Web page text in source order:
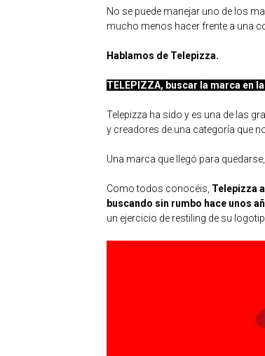
No se puede manejar uno de los
mucho menos hacer frente a una
Hablamos de Telepizza.
TELEPIZZA, buscar la marca en
Telepizza ha sido y es una de las
y creadores de una categoría que
Una marca que llegó para
Como todos conocéis, Telepizza
buscando sin rumbo hace unos
un ejercicio de restiling de su